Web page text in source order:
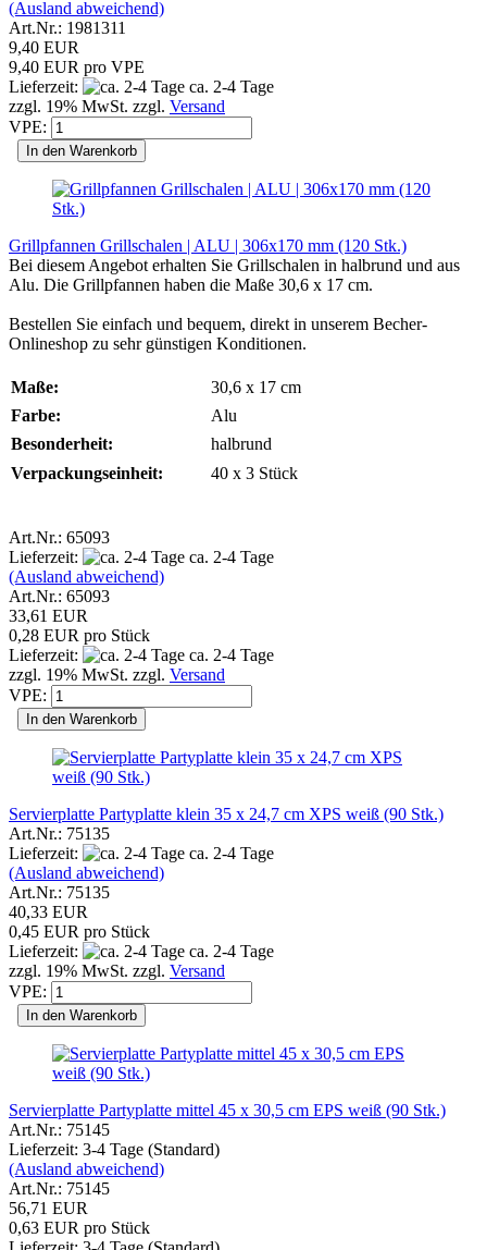
(Ausland abweichend)
Art.Nr.: 1981311
9,40 EUR
9,40 EUR pro VPE
Lieferzeit:
ca. 2-4 Tage
zzgl. 19% MwSt. zzgl. Versand
VPE:
In den Warenkorb
Grillpfannen Grillschalen | ALU | 306x170 mm (120 Stk.)
Bei diesem Angebot erhalten Sie Grillschalen in halbrund und aus
Alu. Die Grillpfannen haben die Maße 30,6 x 17 cm.
Bestellen Sie einfach und bequem, direkt in unserem Becher-
Onlineshop zu sehr günstigen Konditionen.
Maße:
30,6 x 17 cm
Farbe:
Alu
Besonderheit:
halbrund
Verpackungseinheit:
40 x 3 Stück
Art.Nr.: 65093
Lieferzeit:
ca. 2-4 Tage
(Ausland abweichend)
Art.Nr.: 65093
33,61 EUR
0,28 EUR pro Stück
Lieferzeit:
ca. 2-4 Tage
zzgl. 19% MwSt. zzgl. Versand
VPE:
In den Warenkorb
Servierplatte Partyplatte klein 35 x 24,7 cm XPS weiß (90 Stk.)
Art.Nr.: 75135
Lieferzeit:
ca. 2-4 Tage
(Ausland abweichend)
Art.Nr.: 75135
40,33 EUR
0,45 EUR pro Stück
Lieferzeit:
ca. 2-4 Tage
zzgl. 19% MwSt. zzgl. Versand
VPE:
In den Warenkorb
Servierplatte Partyplatte mittel 45 x 30,5 cm EPS weiß (90 Stk.)
Art.Nr.: 75145
Lieferzeit: 3-4 Tage (Standard)
(Ausland abweichend)
Art.Nr.: 75145
56,71 EUR
0,63 EUR pro Stück